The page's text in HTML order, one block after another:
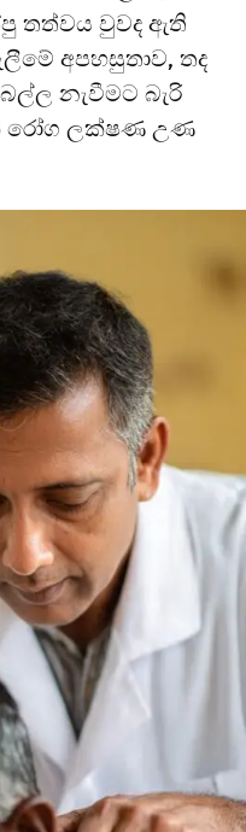
තත්වය වුවද ඇති
අපහසුතාව, තද
නැවීමට බැරි
රෝග ලක්ෂණ උණ